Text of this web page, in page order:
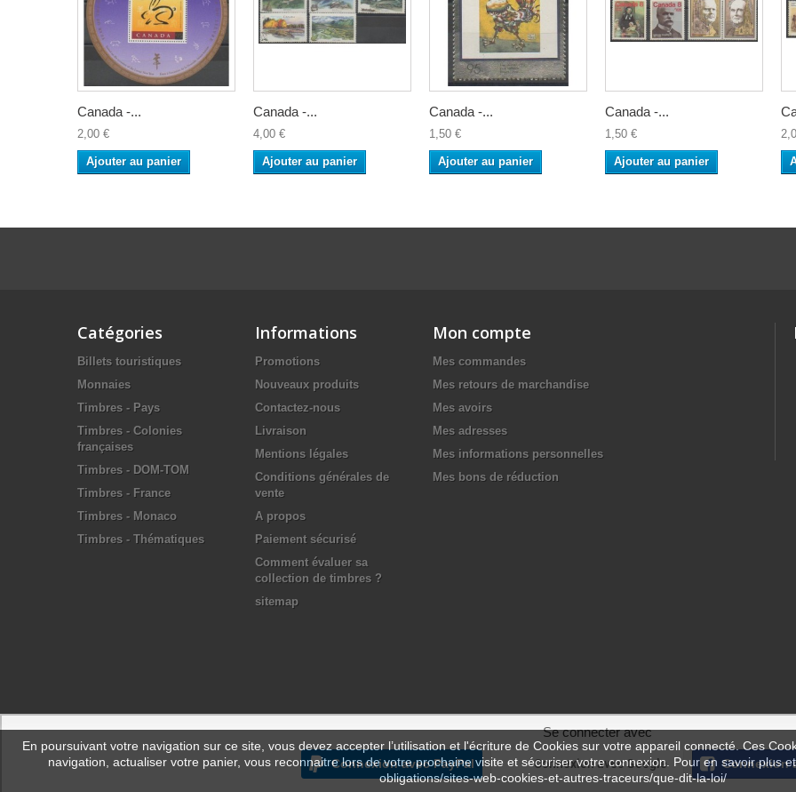
Canada -...
2,00 €
Ajouter au panier
Canada -...
4,00 €
Ajouter au panier
Canada -...
1,50 €
Ajouter au panier
Canada -...
1,50 €
Ajouter au panier
Catégories
Billets touristiques
Monnaies
Timbres - Pays
Timbres - Colonies
françaises
Timbres - DOM-TOM
Timbres - France
Timbres - Monaco
Timbres - Thématiques
Informations
Promotions
Nouveaux produits
Contactez-nous
Livraison
Mentions légales
Conditions générales de
vente
A propos
Paiement sécurisé
Comment évaluer sa
collection de timbres ?
sitemap
Mon compte
Mes commandes
Mes retours de marchandise
Mes avoirs
Mes adresses
Mes informations personnelles
Mes bons de réduction
En poursuivant votre navigation sur ce site, vous devez accepter l’utilisation et l'écriture de Cookies sur votre appareil connecté. Ces
navigation, actualiser votre panier, vous reconnaitre lors de votre prochaine visite et sécuriser votre connexion. Pour en savoir plus
obligations/sites-web-cookies-et-autres-traceurs/que-dit-la-loi/
Se connecter avec
Connexion avec PayPal Connexion avec Google Connexion